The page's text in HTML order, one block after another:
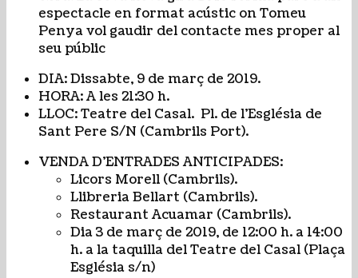
espectacle en format acústic on Tomeu
Penya vol gaudir del contacte mes proper al
seu públic
DIA: Dissabte, 9 de març de 2019.
HORA: A les 21:30 h.
LLOC: Teatre del Casal. Pl. de l’Església de
Sant Pere S/N (Cambrils Port).
VENDA D’ENTRADES ANTICIPADES:
Licors Morell (Cambrils).
Llibreria Bellart (Cambrils).
Restaurant Acuamar (Cambrils).
Dia 3 de març de 2019, de 12:00 h. a 14:00
h. a la taquilla del Teatre del Casal (Plaça
Església s/n)